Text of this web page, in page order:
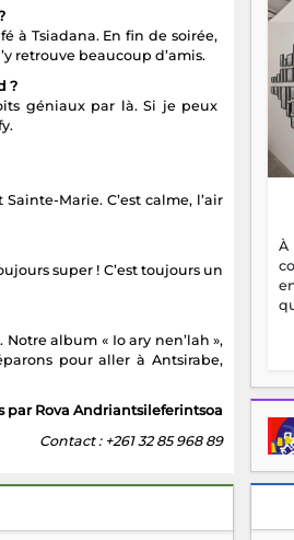
à Tsiadana. En fin de soirée,
retrouve beaucoup d’amis.
?
géniaux par là. Si je peux
Marie. C’est calme, l’air
super ! C’est toujours un
album « Io ary nen’lah »,
pour aller à Antsirabe,
par Rova Andriantsileferintsoa
Contact : +261 32 85 968 89